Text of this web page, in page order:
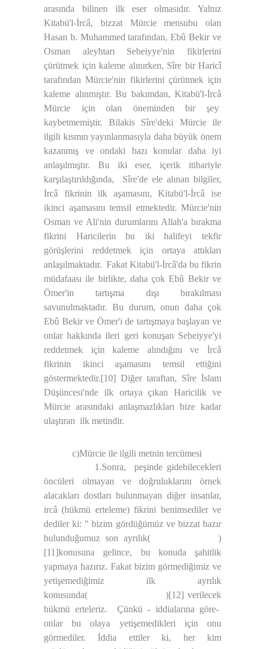
arasında bilinen ilk eser olmasıdır. Yalnız
Kitabü'l-İrcâ, bizzat Mürcie mensubu olan
Hasan b. Muhammed tarafından, Ebû Bekir ve
Osman aleyhtarı Sebeiyye'nin fikirlerini
çürütmek için kaleme alınırken, Sîre bir Haricî
tarafından Mürcie'nin fikirlerini çürütmek için
kaleme alınmıştır. Bu bakımdan, Kitabü'l-İrcâ
Mürcie için olan öneminden bir şey
kaybetmemiştir. Bilakis Sîre'deki Mürcie ile
ilgili kısmın yayınlanmasıyla daha büyük önem
kazanmış ve ondaki bazı konular daha iyi
anlaşılmıştır. Bu iki eser, içerik itibariyle
karşılaştırıldığında,
Sîre'de ele alınan bilgiler,
İrcâ fikrinin ilk aşamasını, Kitabü'l-İrcâ ise
ikinci aşamasını temsil etmektedir. Mürcie'nin
Osman ve Ali'nin durumlarını Allah'a bırakma
fikrini Haricilerin bu iki halifeyi tekfir
görüşlerini reddetmek için ortaya attıkları
anlaşılmaktadır. Fakat Kitabü'l-İrcâ'da bu fikrin
müdafaası ile birlikte, daha çok Ebû Bekir ve
Ömer'in tartışma dışı bırakılması
savunulmaktadır. Bu durum, onun daha çok
Ebû Bekir ve Ömer'i de tartışmaya başlayan ve
onlar hakkında ileri geri konuşan Sebeiyye'yi
reddetmek için kaleme alındığını ve İrcâ
fikrinin ikinci aşamasını temsil ettiğini
göstermektedir.[10] Diğer taraftan, Sîre İslam
Düşüncesi'nde ilk ortaya çıkan Haricilik ve
Mürcie arasındaki anlaşmazlıkları bize kadar
ulaştıran ilk metindir.
c)Mürcie ile ilgili metnin tercümesi
1.Sonra,
peşinde gidebilecekleri
öncüleri olmayan ve doğruluklarını örnek
alacakları dostları bulunmayan diğer insanlar,
ircâ (hükmü erteleme) fikrini benimsediler ve
dediler ki: " bizim gördüğümüz ve bizzat hazır
bulunduğumuz son ayrılık(
)
[11]konusuna gelince, bu konuda şahitlik
yapmaya hazırız. Fakat bizim görmediğimiz ve
yetişemediğimiz ilk ayrılık
konusunda(
)[12] verilecek
hükmü erteleriz.
Çünkü - iddialarına göre-
onlar bu olaya yetişemedikleri için onu
görmediler. İddia ettiler ki, her kim